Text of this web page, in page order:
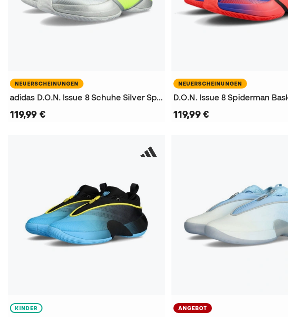
NEUERSCHEINUNGEN
adidas D.O.N. Issue 8 Schuhe Silver Spida Basketballschuhe
119,99 €
NEUERSCHEINUNGEN
119,99 €
KINDER ANGEBOT